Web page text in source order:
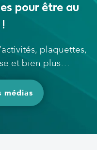
pour être au
plaquettes,
et bien plus…
médias